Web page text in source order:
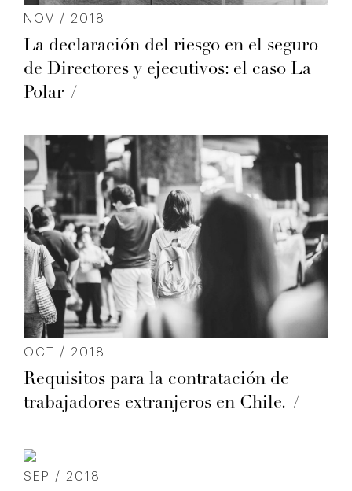
NOV / 2018
La declaración del riesgo en el seguro
de Directores y ejecutivos: el caso La
Polar
OCT / 2018
Requisitos para la contratación de
trabajadores extranjeros en Chile.
SEP / 2018